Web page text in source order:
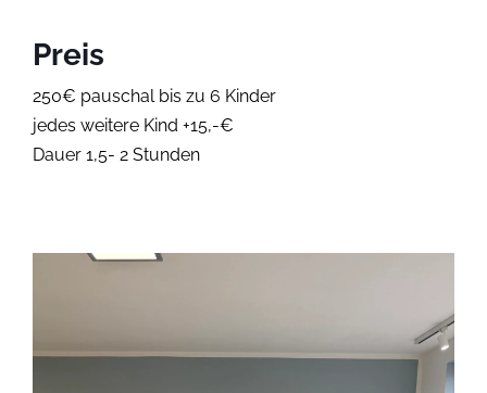
Preis
250€ pauschal bis zu 6 Kinder
jedes weitere Kind +15,-€
Dauer 1,5- 2 Stunden